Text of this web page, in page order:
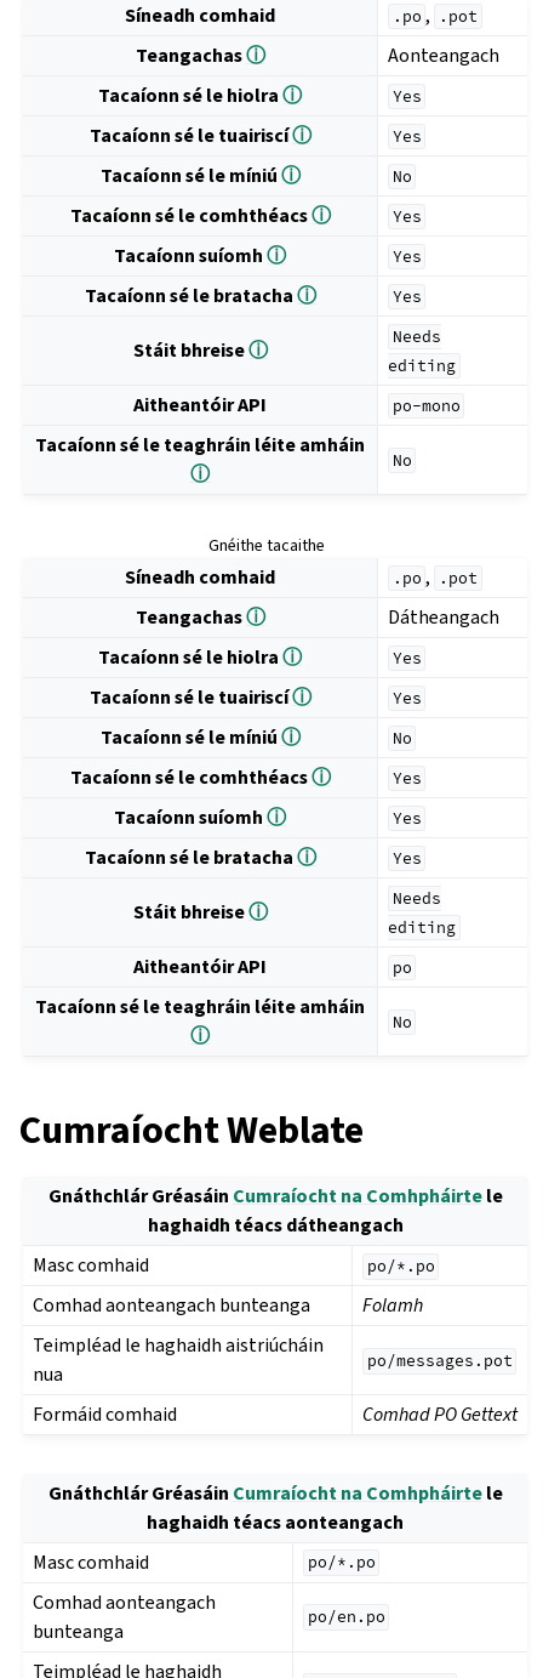
Síneadh comhaid .po , .pot
Teangachasⓘ
Aonteangach
Tacaíonn sé le hiolraⓘ Yes
Tacaíonn sé le tuairiscíⓘ Yes
Tacaíonn sé le míniúⓘ No
Tacaíonn sé le comhthéacsⓘ Yes
Tacaíonn suíomhⓘ Yes
Tacaíonn sé le bratachaⓘ Yes
Stáit bhreiseⓘ
Needs
editing
Aitheantóir API po-mono
Tacaíonn sé le teaghráin léite amháin
ⓘ
No
Gnéithe tacaithe
Síneadh comhaid .po , .pot
Teangachasⓘ
Dátheangach
Tacaíonn sé le hiolraⓘ Yes
Tacaíonn sé le tuairiscíⓘ Yes
Tacaíonn sé le míniúⓘ No
Tacaíonn sé le comhthéacsⓘ Yes
Tacaíonn suíomhⓘ Yes
Tacaíonn sé le bratachaⓘ Yes
Stáit bhreiseⓘ
Needs
editing
Aitheantóir API po
Tacaíonn sé le teaghráin léite amháin
ⓘ
No
Cumraíocht Weblate
Gnáthchlár Gréasáin Cumraíocht na Comhpháirtele
haghaidh téacs dátheangach
Masc comhaid
po/*.po
Comhad aonteangach bunteanga
Folamh
Teimpléad le haghaidh aistriúcháin
nua
po/messages.pot
Formáid comhaid Comhad PO Gettext
Gnáthchlár Gréasáin Cumraíocht na Comhpháirtele
haghaidh téacs aonteangach
Masc comhaid
po/*.po
Comhad aonteangach
bunteanga
po/en.po
Teimpléad le haghaidh